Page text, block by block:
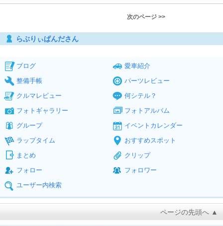
次のページ >>
らぶりぃぱんださん
ブログ
愛車紹介
整備手帳
パーツレビュー
クルマレビュー
何シテル？
フォトギャラリー
フォトアルバム
グループ
イベントカレンダー
ラップタイム
おすすめスポット
まとめ
クリップ
フォロー
フォロワー
ユーザー内検索
ページの先頭へ ▲